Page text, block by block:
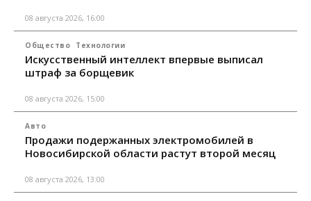
08 августа 2026, 16:00
Общество Технологии
Искусственный интеллект впервые выписал
штраф за борщевик
08 августа 2026, 15:00
Авто
Продажи подержанных электромобилей в
Новосибирской области растут второй месяц
08 августа 2026, 13:00